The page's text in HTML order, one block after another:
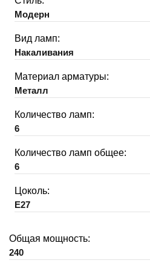
Модерн
Вид ламп:
Накаливания
Материал арматуры:
Металл
Количество ламп:
6
Количество ламп общее:
6
Цоколь:
E27
Общая мощность:
240